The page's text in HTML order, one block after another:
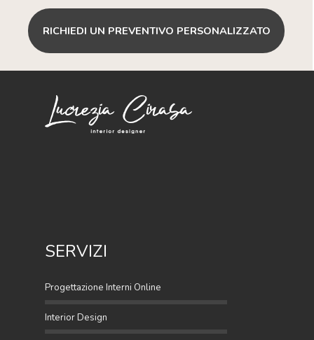
RICHIEDI UN PREVENTIVO PERSONALIZZATO
SERVIZI
Progettazione Interni Online
Interior Design